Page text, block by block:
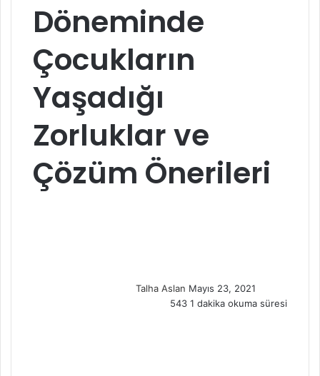
Döneminde
Çocukların
Yaşadığı
Zorluklar ve
Çözüm Önerileri
Talha Aslan e
m
Mayıs 23, 2021
543 1 dakika okuma süresi